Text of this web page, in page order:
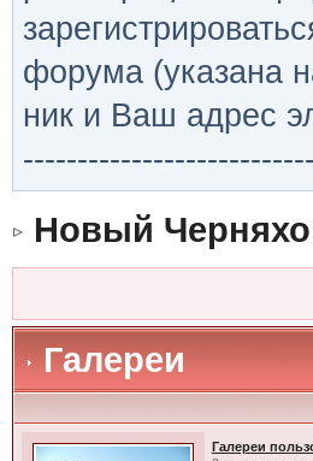
форума (указана
ник и Ваш адрес
Новый
Галереи
Галереи